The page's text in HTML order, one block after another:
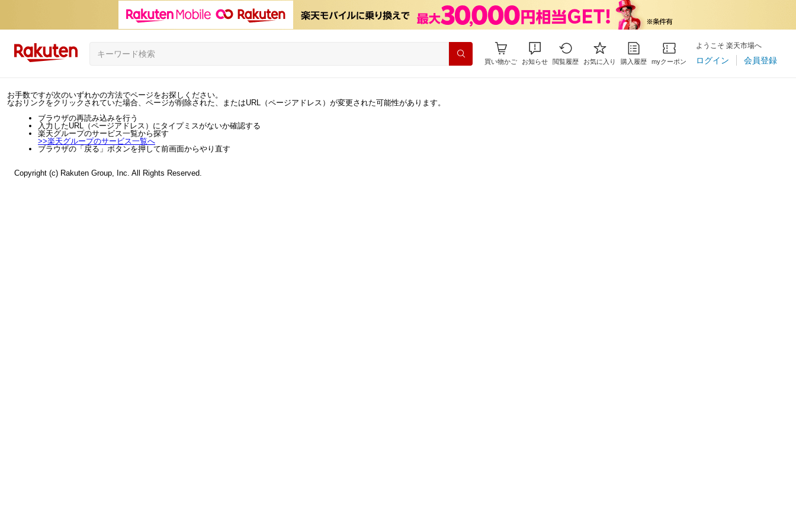
買い物かご お知らせ 閲覧履歴 お気に入り 購入履歴 myクーポン
ようこそ 楽天市場へ
ログイン 会員登録
お手数ですが次のいずれかの方法でページをお探しください。
なおリンクをクリックされていた場合、ページが削除された、またはURL（ページアドレス）が変更された可能性があります。
ブラウザの再読み込みを行う
入力したURL（ページアドレス）にタイプミスがないか確認する
楽天グループのサービス一覧から探す
>>楽天グループのサービス一覧へ
ブラウザの「戻る」ボタンを押して前画面からやり直す
Copyright (c) Rakuten Group, Inc. All Rights Reserved.